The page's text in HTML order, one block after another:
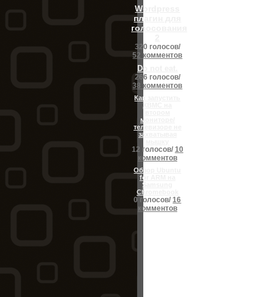
Wordpress
плагин для
голосования
320 голосов/
52 комментов
Do not eat.
266 голосов/
38 комментов
Как запустить
XBMC на
мониторе/
телевизоре не
захватывая
12 голосов/ 10
комментов
Обзор Ubuntu
for ARM на
Samsung
Chromebook
0 голосов/16
комментов